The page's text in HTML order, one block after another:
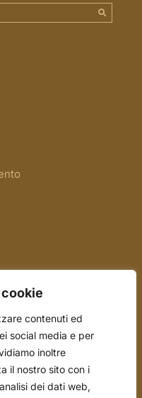
contenuti ed
social media e per
inoltre
il nostro sito con i
dei dati web,